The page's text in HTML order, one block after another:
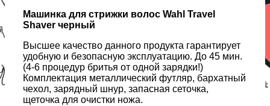
Машинка для стрижки волос Wahl Travel
Shaver черный
Высшее качество данного продукта гарантирует
удобную и безопасную эксплуатацию. До 45 мин.
(4-6 процедур бритья от одной зарядки!)
Комплектация металлический футляр, бархатный
чехол, зарядный шнур, запасная сеточка,
щеточка для очистки ножа.